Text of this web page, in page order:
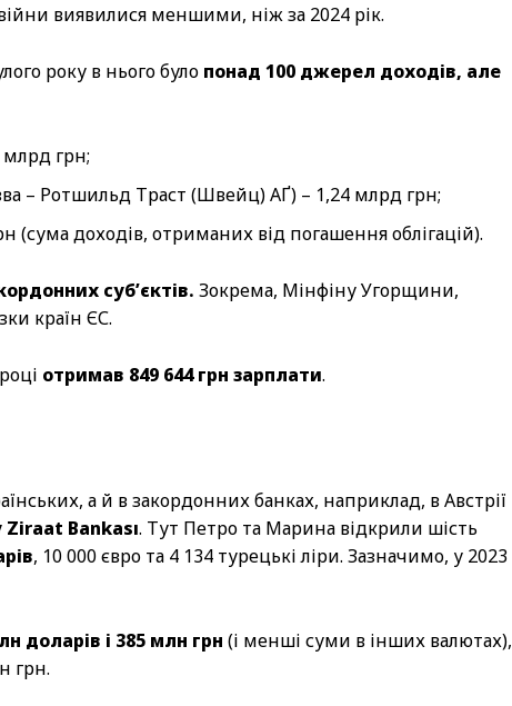
виявилися меншими, ніж за 2024 рік.
року в нього було понад 100 джерел доходів, але
млрд грн;
– Ротшильд Траст (Швейц) АҐ) – 1,24 млрд грн;
(сума доходів, отриманих від погашення облігацій).
суб’єктів. Зокрема, Мінфіну Угорщини,
країн ЄС.
отримав 849 644 грн зарплати.
а й в закордонних банках, наприклад, в Австрії
Bankası. Тут Петро та Марина відкрили шість
, 10 000 євро та 4 134 турецькі ліри. Зазначимо, у 2023
доларів і 385 млн грн (і менші суми в інших валютах),
грн.